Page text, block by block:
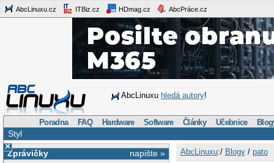
AbcLinuxu.cz ITBiz.cz HDmag.cz AbcPráce.cz
AbcLinuxu hledá autory!
Poradna FAQ Hardware Software Články Učebnice
Styl
×
napište »
Zprávičky
AbcLinuxu:/ Blogy/ pato